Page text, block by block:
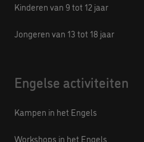
Kinderen van 9 tot 12 jaar
Jongeren van 13 tot 18 jaar
Engelse activiteiten
Kampen in het Engels
Workshops in het Engels